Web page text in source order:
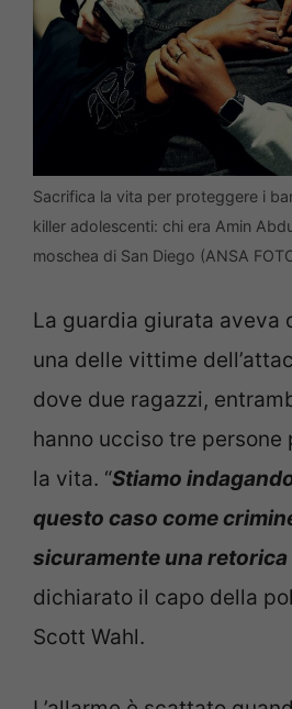
Sacrifica la vita per proteggere i
killer adolescenti: chi era Amin
moschea di San Diego (ANSA
La guardia giurata aveva
una delle vittime
dove due ragazzi,
hanno ucciso tre
la vita. “Stiamo
questo caso come crimine
sicuramente una retorica
dichiarato il capo della
Scott Wahl.